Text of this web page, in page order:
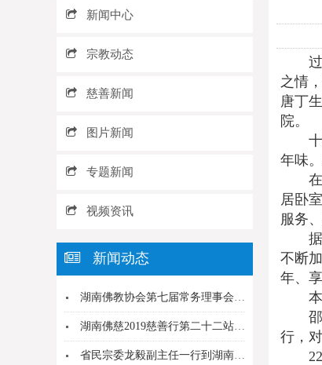
新闻中心
宗教动态
慈善新闻
图片新闻
专题新闻
视频资讯
新闻动态
湖南佛教协会第七届常务理事会第三次会议在长沙召...
湖南佛慈2019慈善行第二十二站支持永州市双牌...
省民宗委龙毅副主任一行到湖南佛学院慰问
之情
唐丁
院。
年味
居卧
服务
不断
年、
行，